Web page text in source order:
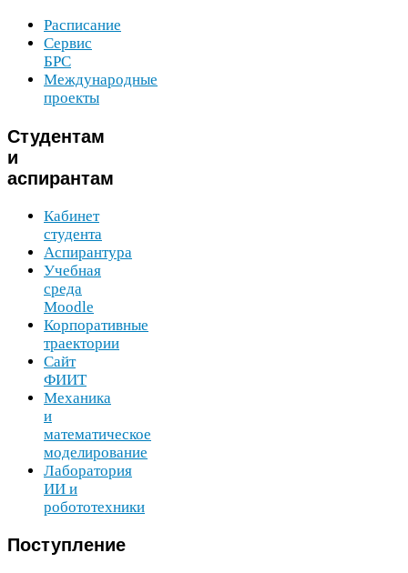
Расписание
Сервис
БРС
Международные
проекты
Студентам
и
аспирантам
Кабинет
студента
Аспирантура
Учебная
среда
Moodle
Корпоративные
траектории
Сайт
ФИИТ
Механика
и
математическое
моделирование
Лаборатория
ИИ и
робототехники
Поступление